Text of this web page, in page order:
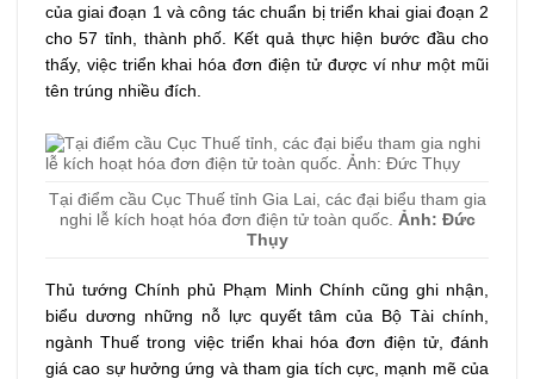
của giai đoạn 1 và công tác chuẩn bị triển khai giai đoạn 2
cho 57 tỉnh, thành phố. Kết quả thực hiện bước đầu cho
thấy, việc triển khai hóa đơn điện tử được ví như một mũi
tên trúng nhiều đích.
Tại điểm cầu Cục Thuế tỉnh Gia Lai, các đại biểu tham gia
nghi lễ kích hoạt hóa đơn điện tử toàn quốc. Ảnh: Đức
Thụy
Thủ tướng Chính phủ Phạm Minh Chính cũng ghi nhận,
biểu dương những nỗ lực quyết tâm của Bộ Tài chính,
ngành Thuế trong việc triển khai hóa đơn điện tử, đánh
giá cao sự hưởng ứng và tham gia tích cực, mạnh mẽ của